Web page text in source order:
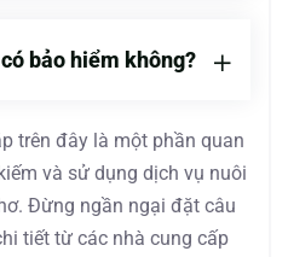
bảo hiểm không?
trên đây là một phần quan
và sử dụng dịch vụ nuôi
Đừng ngần ngại đặt câu
tiết từ các nhà cung cấp